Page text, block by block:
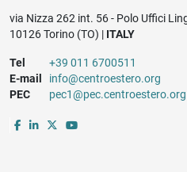
via Nizza 262 int. 56 - Polo Uffici
10126 Torino (TO) | ITALY
Tel
+39 011 6700511
E-mail
info@centroestero.org
PEC
pec1@pec.centroestero.org